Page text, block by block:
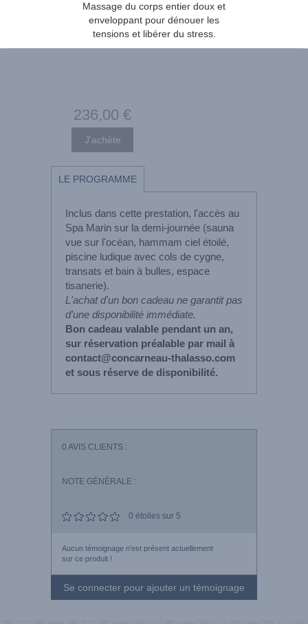
Massage du corps entier doux et
enveloppant pour dénouer les
tensions et libérer du stress.
236,00 €
LE PROGRAMME
Inclus dans cette prestation, l'accès au
Spa Marin sur la demi-journée (sauna
vue sur l'océan, hammam ciel étoilé,
piscine ludique avec cols de cygne,
transats et bain à bulles, espace
tisanerie).
L'achat d'un bon cadeau ne garantit pas
d'une disponibilité immédiate.
Bon cadeau valable pendant un an,
sur réservation préalable par mail à
contact@concarneau-thalasso.com
et sous réserve de disponibilité.
0 AVIS CLIENTS :
NOTE GÉNÉRALE :
0 étoiles sur 5
Aucun témoignage n'est présent actuellement
sur ce produit !
Se connecter pour ajouter un témoignage